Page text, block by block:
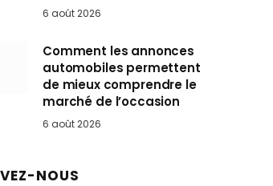
6 août 2026
Comment les annonces
automobiles permettent
de mieux comprendre le
marché de l’occasion
6 août 2026
NOUS